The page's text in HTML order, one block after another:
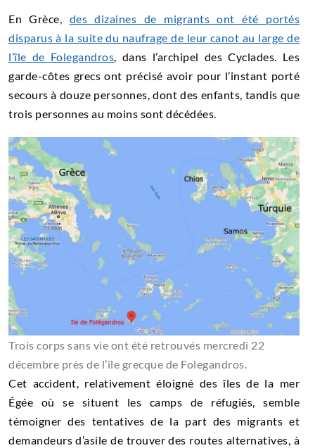
En Grèce, des dizaines de migrants ont été portés
disparus à la suite du naufrage de leur canot au large de
l’île de Folegandros, dans l’archipel des Cyclades. Les
garde-côtes grecs ont précisé avoir pour l’instant porté
secours à douze personnes, dont des enfants, tandis que
trois personnes au moins sont décédées.
Trois corps sans vie ont été retrouvés mercredi 22
décembre près de l’île grecque de Folegandros.
Cet accident, relativement éloigné des îles de la mer
Égée où se situent les camps de réfugiés, semble
témoigner des tentatives de la part des migrants et
demandeurs d’asile de trouver des routes alternatives, à